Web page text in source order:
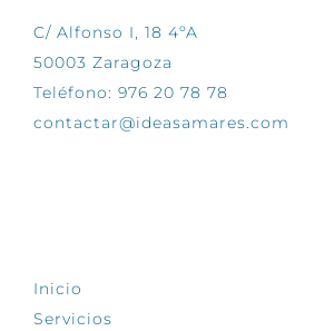
C/ Alfonso I, 18 4ºA
50003 Zaragoza
Teléfono: 976 20 78 78
contactar@ideasamares.com
Inicio
Servicios